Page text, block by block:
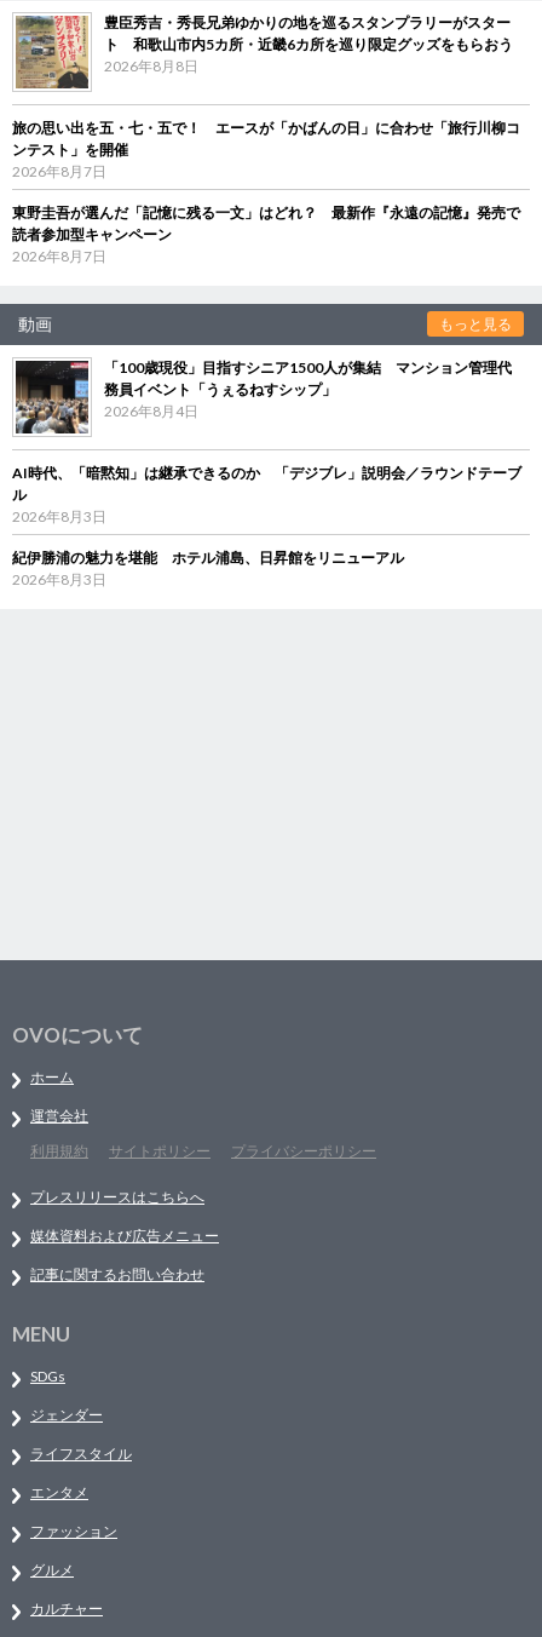
豊臣秀吉・秀長兄弟ゆかりの地を巡るスタンプラリーがスター
ト 和歌山市内5カ所・近畿6カ所を巡り限定グッズをもらおう
2026年8月8日
旅の思い出を五・七・五で！ エースが「かばんの日」に合わせ「旅行川柳コ
ンテスト」を開催
2026年8月7日
東野圭吾が選んだ「記憶に残る一文」はどれ？ 最新作『永遠の記憶』発売で
読者参加型キャンペーン
2026年8月7日
動画 もっと見る
「100歳現役」目指すシニア1500人が集結 マンション管理代
務員イベント「うぇるねすシップ」
2026年8月4日
AI時代、「暗黙知」は継承できるのか 「デジブレ」説明会／ラウンドテーブ
ル
2026年8月3日
紀伊勝浦の魅力を堪能 ホテル浦島、日昇館をリニューアル
2026年8月3日
OVOについて
ホーム
運営会社
利用規約
サイトポリシー プライバシーポリシー
プレスリリースはこちらへ
媒体資料および広告メニュー
記事に関するお問い合わせ
MENU
SDGs
ジェンダー
ライフスタイル
エンタメ
ファッション
グルメ
カルチャー